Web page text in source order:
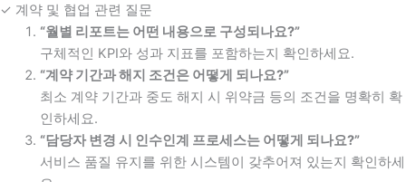
✓ 계약 및 협업 관련 질문
“월별 리포트는 어떤 내용으로 구성되나요?”
구체적인 KPI와 성과 지표를 포함하는지 확인하세요.
“계약 기간과 해지 조건은 어떻게 되나요?”
최소 계약 기간과 중도 해지 시 위약금 등의 조건을 명확히 확
인하세요.
“담당자 변경 시 인수인계 프로세스는 어떻게 되나요?”
서비스 품질 유지를 위한 시스템이 갖추어져 있는지 확인하세